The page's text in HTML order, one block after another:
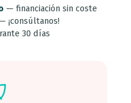
— financiación sin coste
¡consúltanos!
30 días